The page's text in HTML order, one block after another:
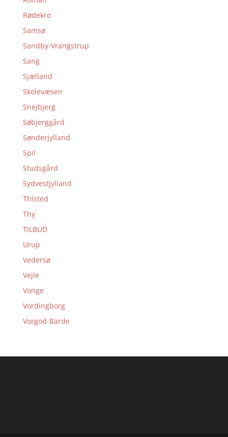
Rødekro
Samsø
Sandby-Vrangstrup
Sang
Sjælland
Skolevæsen
Snejbjerg
Søbjerggård
Sønderjylland
Spil
Studsgård
Sydvestjylland
Thisted
Thy
TILBUD
Urup
Vedersø
Vejle
Vonge
Vordingborg
Vorgod-Barde